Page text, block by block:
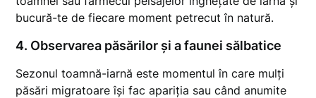
bucură-te de fiecare moment petrecut în natură.
4. Observarea păsărilor și a faunei sălbatice
Sezonul toamnă-iarnă este momentul în care mulți
păsări migratoare își fac apariția sau când anumite